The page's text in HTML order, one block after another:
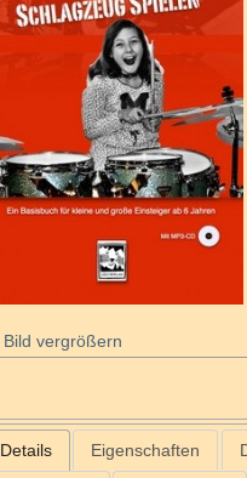
Bild vergrößern
Details Eigenschaften